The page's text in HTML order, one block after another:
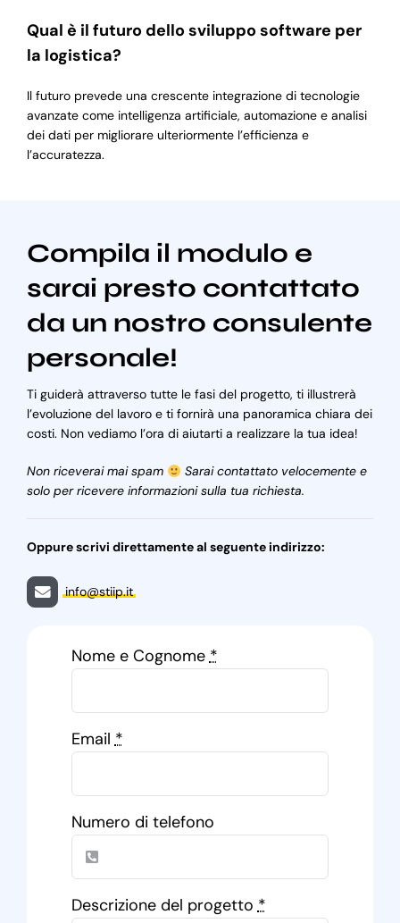
Qual è il futuro dello sviluppo software per
la logistica?
Il futuro prevede una crescente integrazione di tecnologie
avanzate come intelligenza artificiale, automazione e analisi
dei dati per migliorare ulteriormente l’efficienza e
l’accuratezza.
Compila il modulo e
sarai presto contattato
da un nostro consulente
personale!
Ti guiderà attraverso tutte le fasi del progetto, ti illustrerà
l’evoluzione del lavoro e ti fornirà una panoramica chiara dei
costi. Non vediamo l’ora di aiutarti a realizzare la tua idea!
Non riceverai mai spam
Sarai contattato velocemente e
solo per ricevere informazioni sulla tua richiesta.
Oppure scrivi direttamente al seguente indirizzo:
info@stiip.it
Nome e Cognome*
Email*
Numero di telefono
Descrizione del progetto*